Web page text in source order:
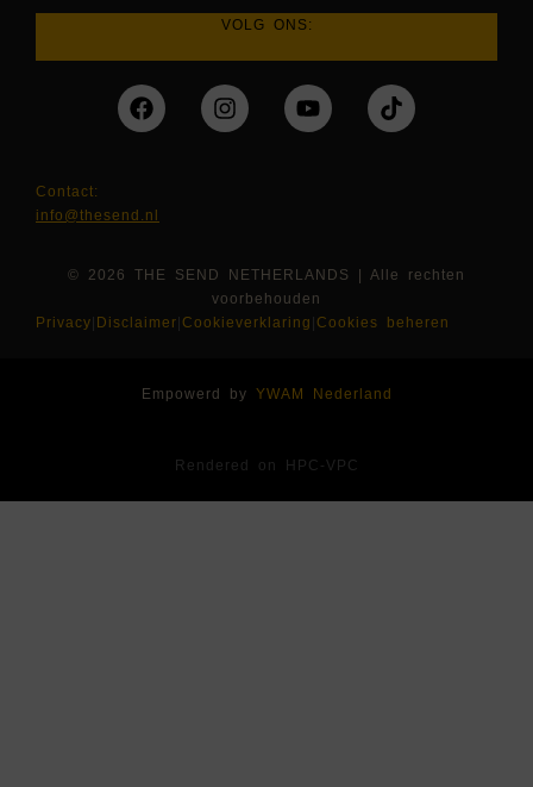
VOLG ONS:
Contact:
info@thesend.nl
© 2026 THE SEND NETHERLANDS | Alle rechten
voorbehouden
Privacy Disclaimer Cookieverklaring Cookies beheren
Empowerd by YWAM Nederland
Rendered on HPC-VPC